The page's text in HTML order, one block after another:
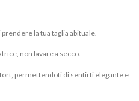
la tua taglia abituale.
non lavare a secco.
permettendoti di sentirti elegante e